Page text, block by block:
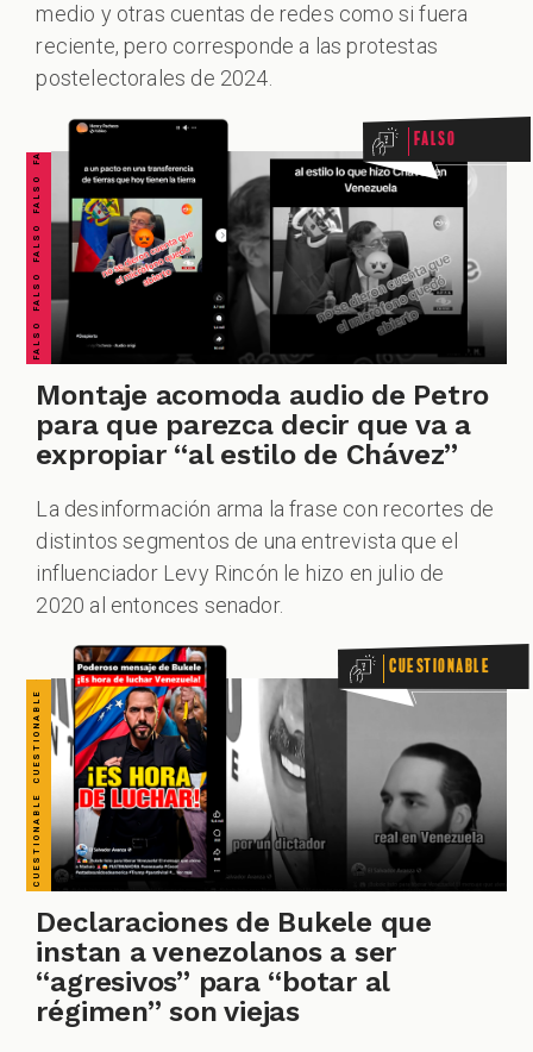
medio y otras cuentas de redes como si fuera
reciente, pero corresponde a las protestas
postelectorales de 2024.
FALSO FALSO FALSO FALSO FALSO FALSO FALSO Falso
Montaje acomoda audio de Petro
para que parezca decir que va a
expropiar “al estilo de Chávez”
La desinformación arma la frase con recortes de
distintos segmentos de una entrevista que el
influenciador Levy Rincón le hizo en julio de
2020 al entonces senador.
CUESTIONABLE CUESTIONABLE CUESTIONABLE CUESTIONABLE CUESTIONABLE CUESTIONABLE CUESTIONABLE Cuestionable
Declaraciones de Bukele que
instan a venezolanos a ser
“agresivos” para “botar al
régimen” son viejas